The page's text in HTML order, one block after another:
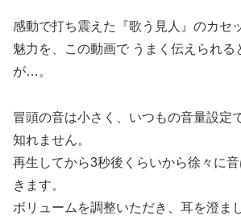
感動で打ち震えた『歌う見人』のカセ
魅力を、この動画で うまく伝えられる
が…。
冒頭の音は小さく、いつもの音量設定
知れません。
再生してから3秒後くらいから徐々に
きます。
ボリュームを調整いただき、耳を澄ま